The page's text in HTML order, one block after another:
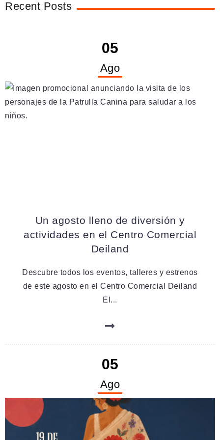
Recent Posts
05
Ago
Un agosto lleno de diversión y
actividades en el Centro Comercial
Deiland
Descubre todos los eventos, talleres y estrenos
de este agosto en el Centro Comercial Deiland
El...
05
Ago